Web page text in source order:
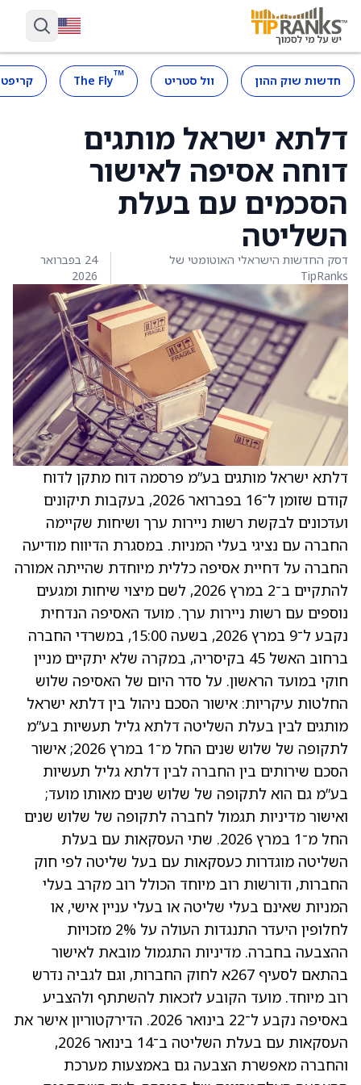
חדשות שוק ההון וול סטריט ™
The Fly
דלתא ישראל מותגים
דוחה אסיפה לאישור
הסכמים עם בעלת
השליטה
דסק החדשות הישראלי האוטומטי של
TipRanks
24 בפברואר
2026
דלתא ישראל מותגים בע”מ פרסמה דוח מתקן לדוח
קודם שזומן ל־16 בפברואר 2026, בעקבות תיקונים
ועדכונים לבקשת רשות ניירות ערך ושיחות שקיימה
החברה עם נציגי בעלי המניות. במסגרת הדיווח מודיעה
החברה על דחיית אסיפה כללית מיוחדת שהייתה אמורה
להתקיים ב־2 במרץ 2026, לשם מיצוי שיחות ומגעים
נוספים עם רשות ניירות ערך. מועד האסיפה הנדחית
נקבע ל־9 במרץ 2026, בשעה 15:00, במשרדי החברה
ברחוב האשל 45 בקיסריה, במקרה שלא יתקיים מניין
חוקי במועד הראשון. על סדר היום של האסיפה שלוש
החלטות עיקריות: אישור הסכם ניהול בין דלתא ישראל
מותגים לבין בעלת השליטה דלתא גליל תעשיות בע”מ
לתקופה של שלוש שנים החל מ־1 במרץ 2026; אישור
הסכם שירותים בין החברה לבין דלתא גליל תעשיות
בע”מ גם הוא לתקופה של שלוש שנים מאותו מועד;
ואישור מדיניות תגמול לחברה לתקופה של שלוש שנים
החל מ־1 במרץ 2026. שתי העסקאות עם בעלת
השליטה מוגדרות כעסקאות עם בעל שליטה לפי חוק
החברות, ודורשות רוב מיוחד הכולל רוב מקרב בעלי
המניות שאינם בעלי שליטה או בעלי עניין אישי, או
לחלופין היעדר התנגדות העולה על 2% מזכויות
ההצבעה בחברה. מדיניות התגמול מובאת לאישור
בהתאם לסעיף 267א לחוק החברות, וגם לגביה נדרש
רוב מיוחד. מועד הקובע לזכאות להשתתף ולהצביע
באסיפה נקבע ל־22 בינואר 2026. הדירקטוריון אישר את
העסקאות עם בעלת השליטה ב־14 בינואר 2026,
והחברה מאפשרת הצבעה גם באמצעות מערכת